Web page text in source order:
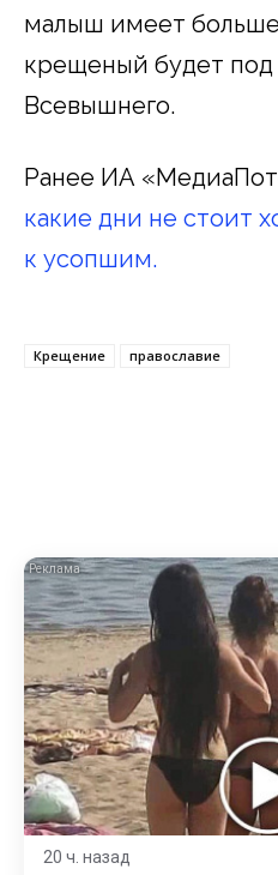
малыш имеет больше
крещеный будет
Всевышнего.
Ранее ИА
какие дни не стоит
к усопшим.
Крещение православие
20 ч. назад